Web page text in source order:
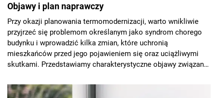
Objawy i plan naprawczy
Przy okazji planowania termomodernizacji, warto wnikliwie
przyjrzeć się problemom określanym jako syndrom chorego
budynku i wprowadzić kilka zmian, które uchronią
mieszkańców przed jego pojawieniem się oraz uciążliwymi
skutkami. Przedstawiamy charakterystyczne objawy związane